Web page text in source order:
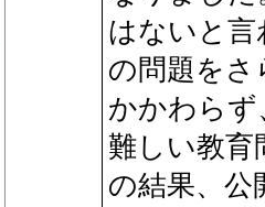
はないと
の問題を
かかわらず
難しい教育
の結果、公